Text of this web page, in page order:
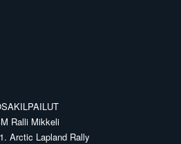
Ralli Mikkeli
Arctic Lapland Rally